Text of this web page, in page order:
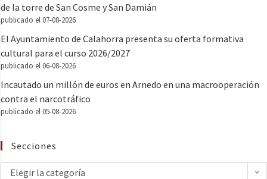
de la torre de San Cosme y San Damián
publicado el 07-08-2026
El Ayuntamiento de Calahorra presenta su oferta formativa
cultural para el curso 2026/2027
publicado el 06-08-2026
Incautado un millón de euros en Arnedo en una macrooperación
contra el narcotráfico
publicado el 05-08-2026
Secciones
Elegir la categoría